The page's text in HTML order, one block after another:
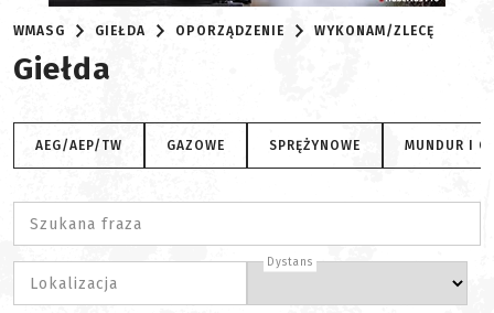
WMASG GIEŁDA OPORZĄDZENIE WYKONAM/ZLECĘ
Giełda
AEG/AEP/TW GAZOWE SPRĘŻYNOWE MUNDUR I
Szukana fraza
Lokalizacja
Dystans